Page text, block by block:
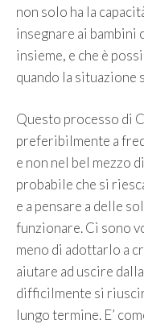
non solo ha la
insegnare ai
insieme, e che è
quando la situazione
Questo processo di
preferibilmente a
e non nel bel mezzo
probabile che si
e a pensare a delle
funzionare. Ci sono
meno di adottarlo a
aiutare ad uscire
difficilmente si
lungo termine. E’